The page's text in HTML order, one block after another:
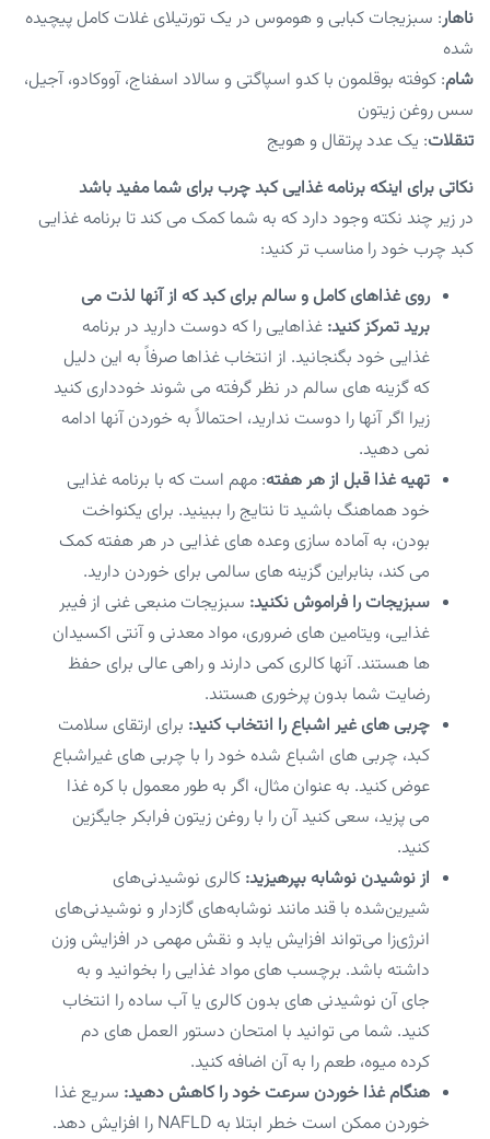
ناهار: سبزیجات کبابی و هوموس در یک تورتیلای غلات کامل پیچیده
شده
شام: کوفته بوقلمون با کدو اسپاگتی و سالاد اسفناج، آووکادو، آجیل،
سس روغن زیتون
تنقلات: یک عدد پرتقال و هویج
نکاتی برای اینکه برنامه غذایی کبد چرب برای شما مفید باشد
در زیر چند نکته وجود دارد که به شما کمک می کند تا برنامه غذایی
کبد چرب خود را مناسب تر کنید:
روی غذاهای کامل و سالم برای کبد که از آنها لذت می
برید تمرکز کنید: غذاهایی را که دوست دارید در برنامه
غذایی خود بگنجانید. از انتخاب غذاها صرفاً به این دلیل
که گزینه های سالم در نظر گرفته می شوند خودداری کنید
زیرا اگر آنها را دوست ندارید، احتمالاً به خوردن آنها ادامه
نمی دهید.
تهیه غذا قبل از هر هفته: مهم است که با برنامه غذایی
خود هماهنگ باشید تا نتایج را ببینید. برای یکنواخت
بودن، به آماده سازی وعده های غذایی در هر هفته کمک
می کند، بنابراین گزینه های سالمی برای خوردن دارید.
سبزیجات را فراموش نکنید: سبزیجات منبعی غنی از فیبر
غذایی، ویتامین های ضروری، مواد معدنی و آنتی اکسیدان
ها هستند. آنها کالری کمی دارند و راهی عالی برای حفظ
رضایت شما بدون پرخوری هستند.
چربی های غیر اشباع را انتخاب کنید: برای ارتقای سلامت
کبد، چربی های اشباع شده خود را با چربی های غیراشباع
عوض کنید. به عنوان مثال، اگر به طور معمول با کره غذا
می پزید، سعی کنید آن را با روغن زیتون فرابکر جایگزین
کنید.
از نوشیدن نوشابه بپرهیزید: کالری نوشیدنی‌های
شیرین‌شده با قند مانند نوشابه‌های گازدار و نوشیدنی‌های
انرژی‌زا می‌تواند افزایش یابد و نقش مهمی در افزایش وزن
داشته باشد. برچسب های مواد غذایی را بخوانید و به
جای آن نوشیدنی های بدون کالری یا آب ساده را انتخاب
کنید. شما می توانید با امتحان دستور العمل های دم
کرده میوه، طعم را به آن اضافه کنید.
هنگام غذا خوردن سرعت خود را کاهش دهید: سریع غذا
خوردن ممکن است خطر ابتلا به NAFLD را افزایش دهد.